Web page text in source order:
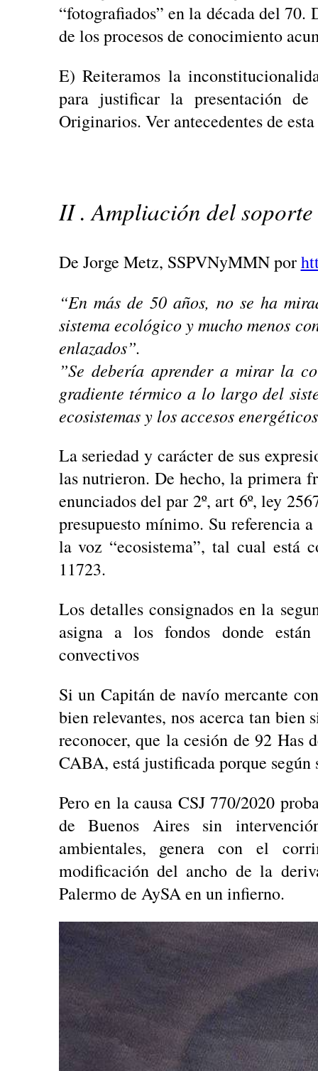
“fotografiados” en la década del 70.
de los procesos de conocimiento
E) Reiteramos la
para justificar la presentación
Originarios. Ver antecedentes de
II . Ampliación del
De Jorge Metz, SSPVNyMMN por
“En más de 50 años, no se ha
sistema ecológico y mucho menos
enlazados”.
”Se debería aprender a mirar la
gradiente térmico a lo largo del
ecosistemas y los accesos
La seriedad y carácter de sus
las nutrieron. De hecho, la primera
enunciados del par 2º, art 6º, ley
presupuesto mínimo. Su referencia
la voz “ecosistema”, tal cual está
11723.
Los detalles consignados en la
asigna a los fondos donde
convectivos
Si un Capitán de navío mercante
bien relevantes, nos acerca tan bien
reconocer, que la cesión de 92 Has
CABA, está justificada porque
Pero en la causa CSJ 770/2020
de Buenos Aires sin
ambientales, genera con el
modificación del ancho de la
Palermo de AySA en un infierno.